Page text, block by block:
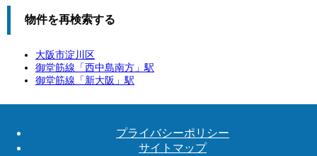
物件を再検索する
大阪市淀川区
御堂筋線「 西中島南方 」駅
御堂筋線「 新大阪 」駅
プライバシーポリシー
サイトマップ